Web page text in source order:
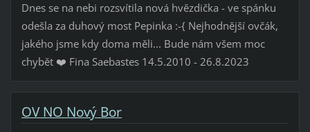
Dnes se na nebi rozsvítila nová hvězdička - ve spánku
odešla za duhový most Pepinka :-{ Nejhodnější ovčák,
jakého jsme kdy doma měli... Bude nám všem moc
chybět ❤️ Fina Saebastes 14.5.2010 - 26.8.2023
OV NO Nový Bor